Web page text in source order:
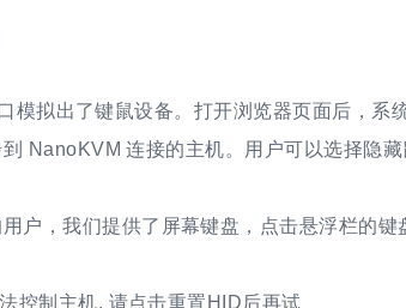
模拟出了键鼠设备。打开浏览器页面后，系
NanoKVM 连接的主机。用户可以选择隐
户，我们提供了屏幕键盘，点击悬浮栏的键
控制主机, 请点击重置HID后再试